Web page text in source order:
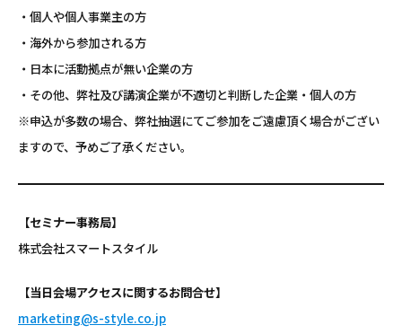
・個人や個人事業主の方
・海外から参加される方
・日本に活動拠点が無い企業の方
・その他、弊社及び講演企業が不適切と判断した企業・個人の方
※申込が多数の場合、弊社抽選にてご参加をご遠慮頂く場合がござい
ますので、予めご了承ください。
【セミナー事務局】
株式会社スマートスタイル
【当日会場アクセスに関するお問合せ】
marketing@s-style.co.jp